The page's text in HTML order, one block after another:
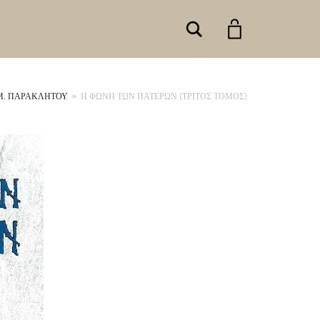
Search
ΠΑΡΑΚΛΗΤΟΥ » Η ΦΩΝΗ ΤΩΝ ΠΑΤΕΡΩΝ (ΤΡΙΤΟΣ ΤΟΜΟΣ)